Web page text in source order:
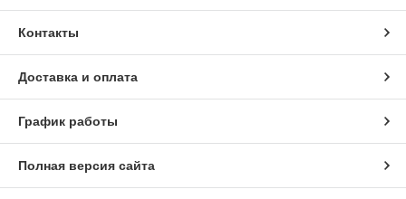
Контакты
Доставка и оплата
График работы
Полная версия сайта